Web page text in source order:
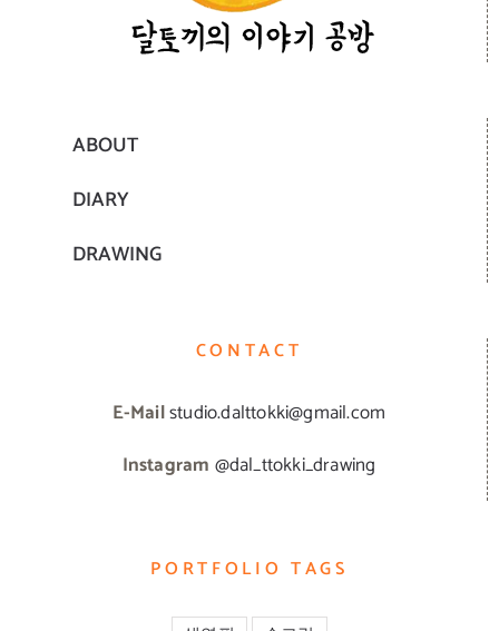
ABOUT
DIARY
DRAWING
CONTACT
E-Mailstudio.dalttokki@gmail.com
Instagram @dal_ttokki_drawing
PORTFOLIO TAGS